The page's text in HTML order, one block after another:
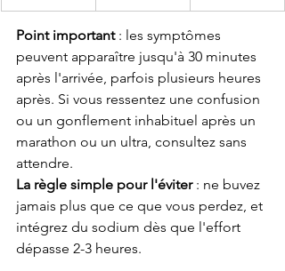
Point important : les symptômes
peuvent apparaître jusqu'à 30 minutes
après l'arrivée, parfois plusieurs heures
après. Si vous ressentez une confusion
ou un gonflement inhabituel après un
marathon ou un ultra, consultez sans
attendre.
La règle simple pour l'éviter : ne buvez
jamais plus que ce que vous perdez, et
intégrez du sodium dès que l'effort
dépasse 2-3 heures.